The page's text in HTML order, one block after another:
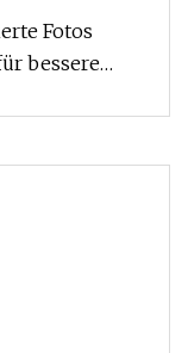
Fotos
bessere